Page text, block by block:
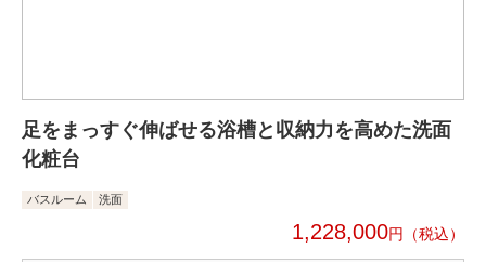
足をまっすぐ伸ばせる浴槽と収納力を高めた洗面
化粧台
バスルーム 洗面
1,228,000円